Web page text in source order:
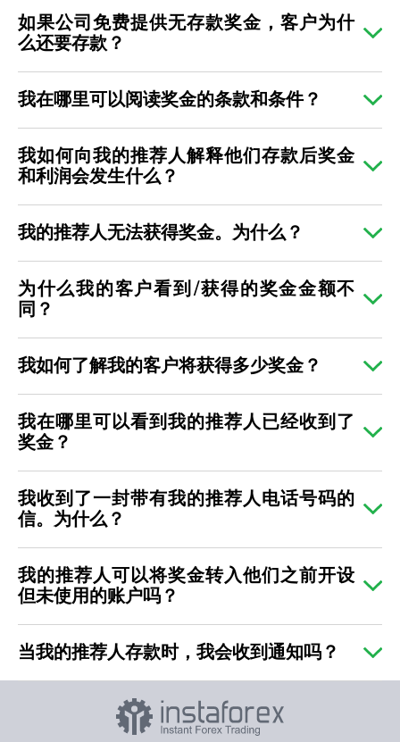
如果公司免费提供无存款奖金，客户为什
么还要存款？
我在哪里可以阅读奖金的条款和条件？
我如何向我的推荐人解释他们存款后奖金
和利润会发生什么？
我的推荐人无法获得奖金。为什么？
为什么我的客户看到/获得的奖金金额不
同？
我如何了解我的客户将获得多少奖金？
我在哪里可以看到我的推荐人已经收到了
奖金？
我收到了一封带有我的推荐人电话号码的
信。为什么？
我的推荐人可以将奖金转入他们之前开设
但未使用的账户吗？
当我的推荐人存款时，我会收到通知吗？